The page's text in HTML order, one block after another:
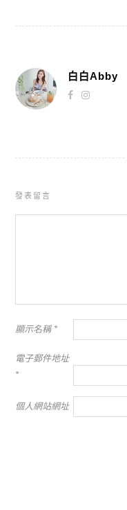
白白Abby
發表留言
顯示名稱 *
電子郵件地址
*
個人網站網址